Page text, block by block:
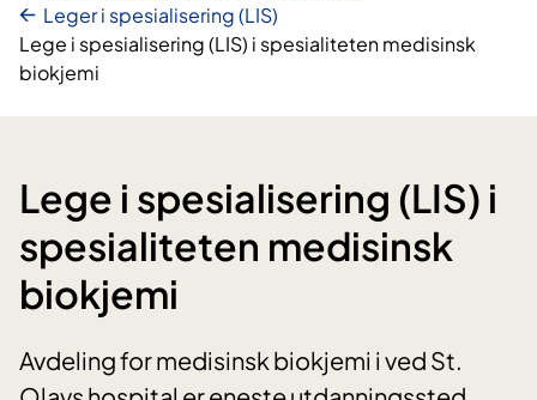
Leger i spesialisering (LIS)
Lege i spesialisering (LIS) i spesialiteten medisinsk
biokjemi
Lege i spesialisering (LIS) i
spesialiteten medisinsk
biokjemi
Avdeling for medisinsk biokjemi i ved St.